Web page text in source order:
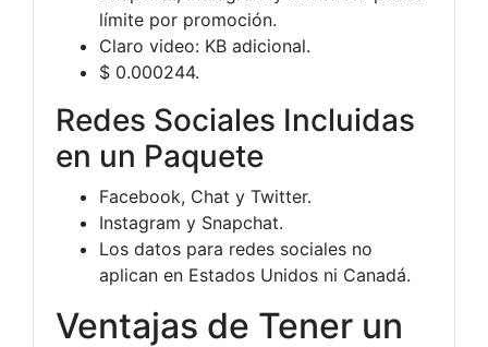
límite por promoción.
Claro video: KB adicional.
$ 0.000244.
Redes Sociales Incluidas
en un Paquete
Facebook, Chat y Twitter.
Instagram y Snapchat.
Los datos para redes sociales no
aplican en Estados Unidos ni Canadá.
Ventajas de Tener un